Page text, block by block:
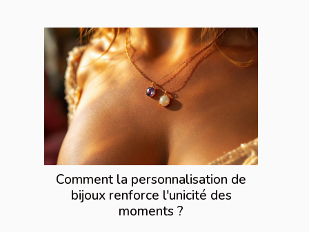
Comment la personnalisation de
bijoux renforce l'unicité des
moments ?